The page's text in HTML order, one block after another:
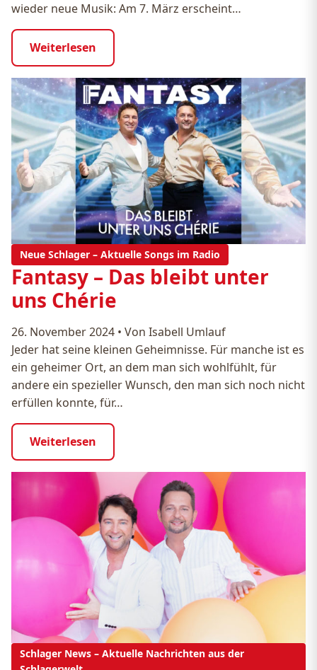
wieder neue Musik: Am 7. März erscheint…
Weiterlesen
Neue Schlager – Aktuelle Songs im Radio
Fantasy – Das bleibt unter
uns Chérie
26. November 2024 • Von Isabell Umlauf
Jeder hat seine kleinen Geheimnisse. Für manche ist es
ein geheimer Ort, an dem man sich wohlfühlt, für
andere ein spezieller Wunsch, den man sich noch nicht
erfüllen konnte, für…
Weiterlesen
Schlager News – Aktuelle Nachrichten aus der